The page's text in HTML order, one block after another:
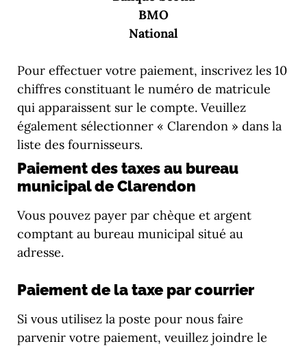
BMO
National
Pour effectuer votre paiement, inscrivez les 10
chiffres constituant le numéro de matricule
qui apparaissent sur le compte. Veuillez
également sélectionner « Clarendon » dans la
liste des fournisseurs.
Paiement des taxes au bureau
municipal de Clarendon
Vous pouvez payer par chèque et argent
comptant au bureau municipal situé au
adresse.
Paiement de la taxe par courrier
Si vous utilisez la poste pour nous faire
parvenir votre paiement, veuillez joindre le